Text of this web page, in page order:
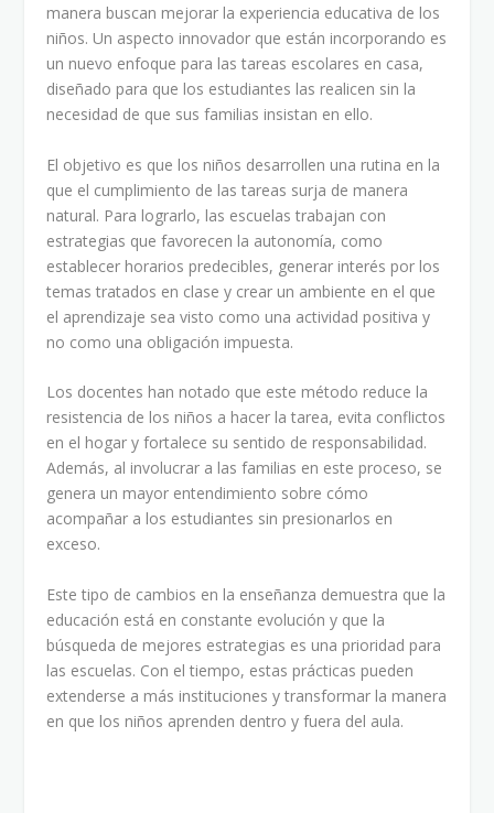
manera buscan mejorar la experiencia educativa de los
niños. Un aspecto innovador que están incorporando es
un nuevo enfoque para las tareas escolares en casa,
diseñado para que los estudiantes las realicen sin la
necesidad de que sus familias insistan en ello.
El objetivo es que los niños desarrollen una rutina en la
que el cumplimiento de las tareas surja de manera
natural. Para lograrlo, las escuelas trabajan con
estrategias que favorecen la autonomía, como
establecer horarios predecibles, generar interés por los
temas tratados en clase y crear un ambiente en el que
el aprendizaje sea visto como una actividad positiva y
no como una obligación impuesta.
Los docentes han notado que este método reduce la
resistencia de los niños a hacer la tarea, evita conflictos
en el hogar y fortalece su sentido de responsabilidad.
Además, al involucrar a las familias en este proceso, se
genera un mayor entendimiento sobre cómo
acompañar a los estudiantes sin presionarlos en
exceso.
Este tipo de cambios en la enseñanza demuestra que la
educación está en constante evolución y que la
búsqueda de mejores estrategias es una prioridad para
las escuelas. Con el tiempo, estas prácticas pueden
extenderse a más instituciones y transformar la manera
en que los niños aprenden dentro y fuera del aula.